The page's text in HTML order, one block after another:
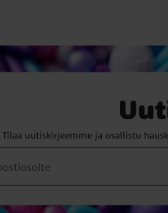
Tilaa uutiskirjeemme ja osallistu